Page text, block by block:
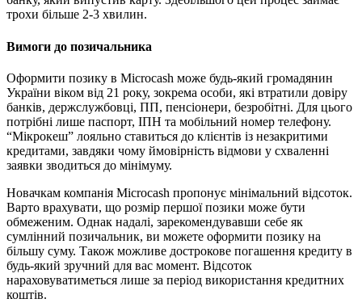
трохи більше 2-3 хвилин.
Вимоги до позичальника
Оформити позику в Microcash може будь-який громадянин
України віком від 21 року, зокрема особи, які втратили довіру
банків, держслужбовці, ПП, пенсіонери, безробітні. Для цього
потрібні лише паспорт, ІПН та мобільний номер телефону.
“Мікрокеш” лояльно ставиться до клієнтів із незакритими
кредитами, завдяки чому ймовірність відмови у схваленні
заявки зводиться до мінімуму.
Новачкам компанія Microcash пропонує мінімальний відсоток.
Варто врахувати, що розмір першої позики може бути
обмеженим. Однак надалі, зарекомендувавши себе як
сумлінний позичальник, ви можете оформити позику на
більшу суму. Також можливе дострокове погашення кредиту в
будь-який зручний для вас момент. Відсоток
нараховуватиметься лише за період використання кредитних
коштів.